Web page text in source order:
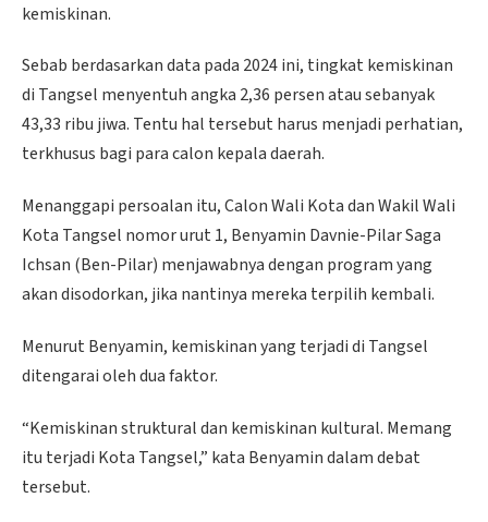
kemiskinan.
Sebab berdasarkan data pada 2024 ini, tingkat kemiskinan
di Tangsel menyentuh angka 2,36 persen atau sebanyak
43,33 ribu jiwa. Tentu hal tersebut harus menjadi perhatian,
terkhusus bagi para calon kepala daerah.
Menanggapi persoalan itu, Calon Wali Kota dan Wakil Wali
Kota Tangsel nomor urut 1, Benyamin Davnie-Pilar Saga
Ichsan (Ben-Pilar) menjawabnya dengan program yang
akan disodorkan, jika nantinya mereka terpilih kembali.
Menurut Benyamin, kemiskinan yang terjadi di Tangsel
ditengarai oleh dua faktor.
“Kemiskinan struktural dan kemiskinan kultural. Memang
itu terjadi Kota Tangsel,” kata Benyamin dalam debat
tersebut.